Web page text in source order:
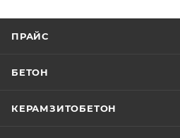
ПРАЙС
БЕТОН
КЕРАМЗИТОБЕТОН